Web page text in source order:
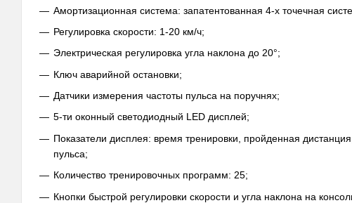
Амортизационная система: запатентованная 4-х точечная
Регулировка скорости: 1-20 км/ч;
Электрическая регулировка угла наклона до 20°;
Ключ аварийной остановки;
Датчики измерения частоты пульса на поручнях;
5-ти оконный светодиодный LED дисплей;
Показатели дисплея: время тренировки, пройденная
пульса;
Количество тренировочных программ: 25;
Кнопки быстрой регулировки скорости и угла наклона на